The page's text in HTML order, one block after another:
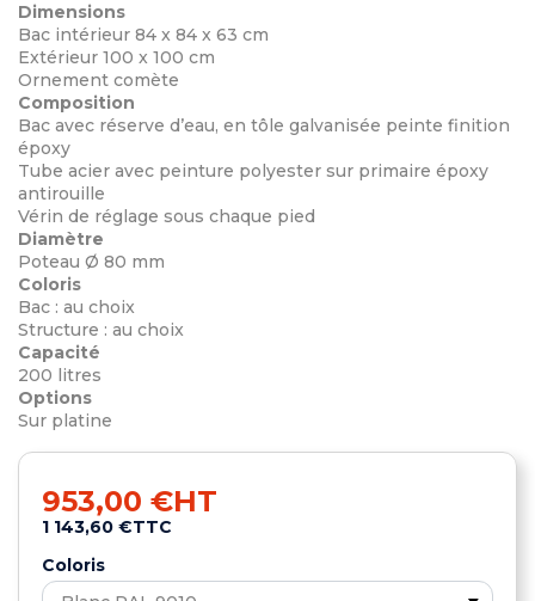
Dimensions
Bac intérieur 84 x 84 x 63 cm
Extérieur 100 x 100 cm
Ornement comète
Composition
Bac avec réserve d’eau, en tôle galvanisée peinte finition
époxy
Tube acier avec peinture polyester sur primaire époxy
antirouille
Vérin de réglage sous chaque pied
Diamètre
Poteau Ø 80 mm
Coloris
Bac : au choix
Structure : au choix
Capacité
200 litres
Options
Sur platine
953,00 €HT
1 143,60 €TTC
Coloris